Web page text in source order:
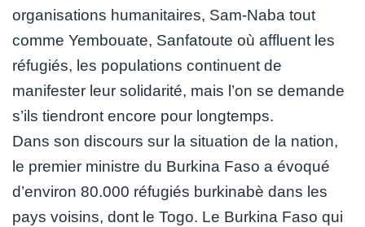
organisations humanitaires, Sam-Naba tout
comme Yembouate, Sanfatoute où affluent les
réfugiés, les populations continuent de
manifester leur solidarité, mais l’on se demande
s’ils tiendront encore pour longtemps.
Dans son discours sur la situation de la nation,
le premier ministre du Burkina Faso a évoqué
d’environ 80.000 réfugiés burkinabè dans les
pays voisins, dont le Togo. Le Burkina Faso qui